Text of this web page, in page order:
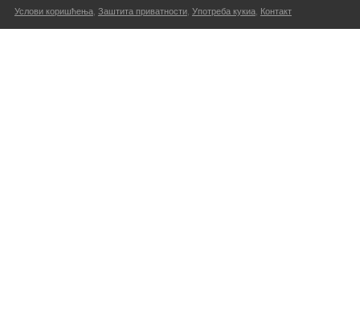
Услови коришћења, Заштита приватности, Употреба кукиа, Контакт